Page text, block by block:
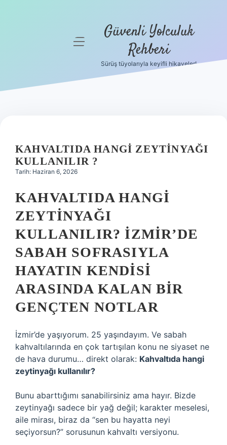
Hakkımızda
menüyü Güvenli Yolculuk
Rehberi
Sürüş tüyolarıyla keyifli hikayeler!
KAHVALTIDA HANGI ZEYTINYAĞI
KULLANILIR ?
Tarih: Haziran 6, 2026
KAHVALTIDA HANGI
ZEYTINYAĞI
KULLANILIR? İZMIR’DE
SABAH SOFRASIYLA
HAYATIN KENDISI
ARASINDA KALAN BIR
GENÇTEN NOTLAR
İzmir’de yaşıyorum. 25 yaşındayım. Ve sabah
kahvaltılarında en çok tartışılan konu ne siyaset ne
de hava durumu… direkt olarak: Kahvaltıda hangi
zeytinyağı kullanılır?
Bunu abarttığımı sanabilirsiniz ama hayır. Bizde
zeytinyağı sadece bir yağ değil; karakter meselesi,
aile mirası, biraz da “sen bu hayatta neyi
seçiyorsun?” sorusunun kahvaltı versiyonu.